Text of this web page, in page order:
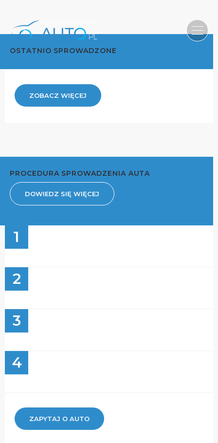
OSTATNIO SPROWADZONE
ZOBACZ WIĘCEJ
PROCEDURA SPROWADZENIA AUTA
DOWIEDZ SIĘ WIĘCEJ
1
2
3
4
ZAPYTAJ O AUTO